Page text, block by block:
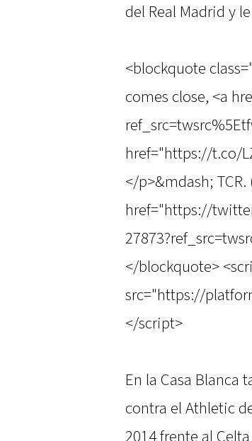
del Real Madrid y
<blockquote
comes close, <a
href="https://t.co/
</p>&mdash; TCR.
href="https://
</blockquote>
src="https://
</script>
En la Casa Blanca
contra el Athletic